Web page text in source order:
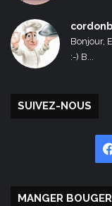
Bonjour,
:-) B...
SUIVEZ-NOUS
MANGER BOUGER